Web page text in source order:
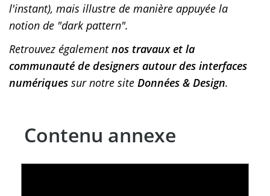
l'instant), mais illustre de manière appuyée la
notion de "dark pattern".
Retrouvez égalementnos travaux et la
communauté de designers autour des interfaces
numériques sur notre site Données & Design.
Contenu annexe